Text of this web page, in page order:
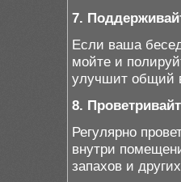
7.
Если ваша
мойте и
улучшит общий
8.
Регулярно
внутри
запахов и